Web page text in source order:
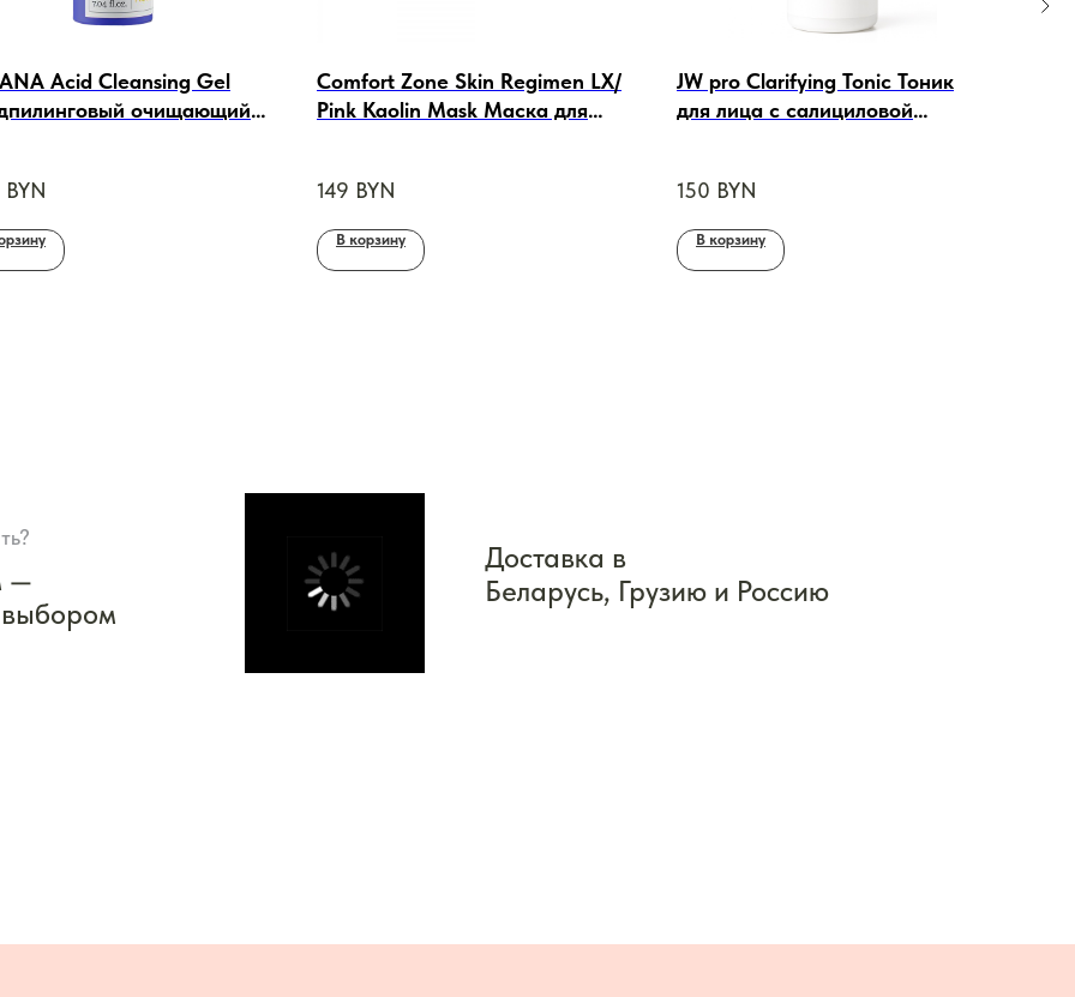
Acid Cleansing Gel
очищающий
BYN
Comfort Zone Skin Regimen LX/
Pink Kaolin Mask Маска для
149 BYN
В корзину
JW pro Clarifying Tonic Тоник
для лица с салициловой
150 BYN
В корзину
—
Доставка в
Беларусь, Грузию и Россию